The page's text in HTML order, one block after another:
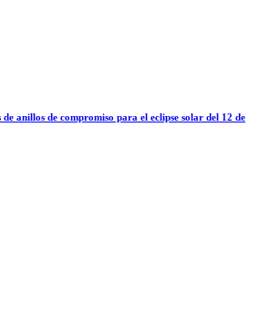
de anillos de compromiso para el eclipse solar del 12 de